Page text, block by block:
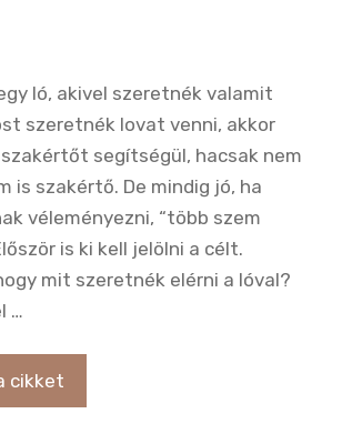
ló, akivel szeretnék valamit
szeretnék lovat venni, akkor
segítségül, hacsak nem
is szakértő. De mindig jó, ha
véleményezni, “több szem
is ki kell jelölni a célt.
mit szeretnék elérni a lóval?
…
cikket